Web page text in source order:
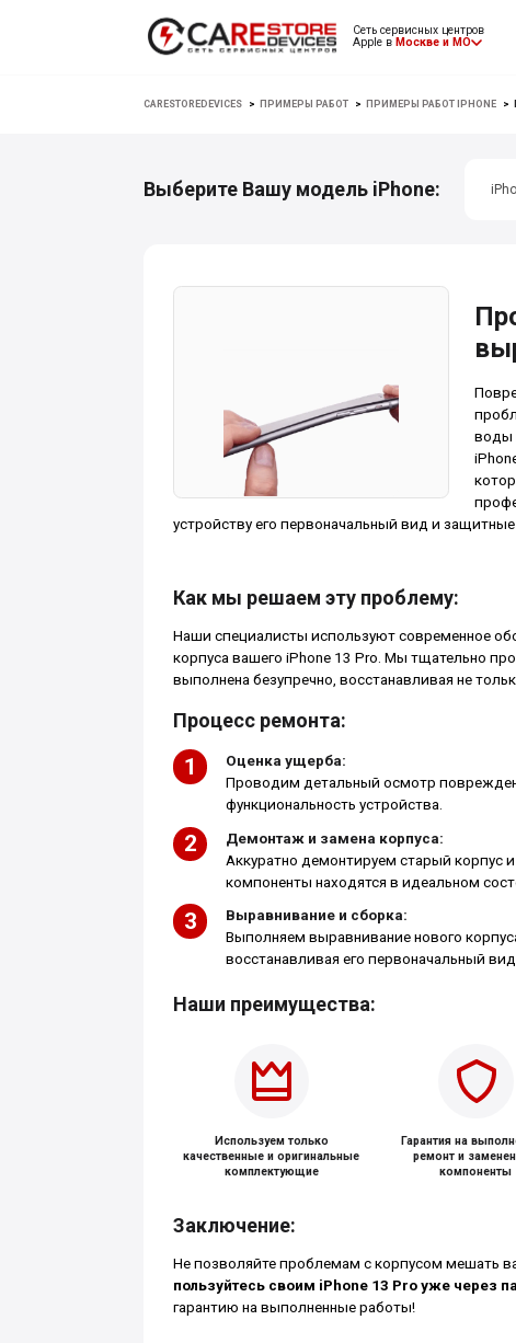
Сеть сервисных центров
Apple в Москве и МО
CARESTOREDEVICES > ПРИМЕРЫ РАБОТ > ПРИМЕРЫ РАБОТ IPHONE >
Выберите Вашу модель iPhone:
воды
устройству его первоначальный вид и защитные
Как мы решаем эту проблему:
Наши специалисты используют современное
корпуса вашего iPhone 13 Pro. Мы тщательно
выполнена безупречно, восстанавливая не
Процесс ремонта:
Оценка ущерба:
Проводим детальный осмотр
функциональность устройства.
Демонтаж и замена корпуса:
Аккуратно демонтируем старый корпус
компоненты находятся в идеальном
Выравнивание и сборка:
Выполняем выравнивание нового
восстанавливая его первоначальный
Наши преимущества:
Используем только
качественные и оригинальные
комплектующие
Гарантия на
ремонт и
компоненты
Заключение:
Не позволяйте проблемам с корпусом мешать
пользуйтесь своим iPhone 13 Pro уже через
гарантию на выполненные работы!